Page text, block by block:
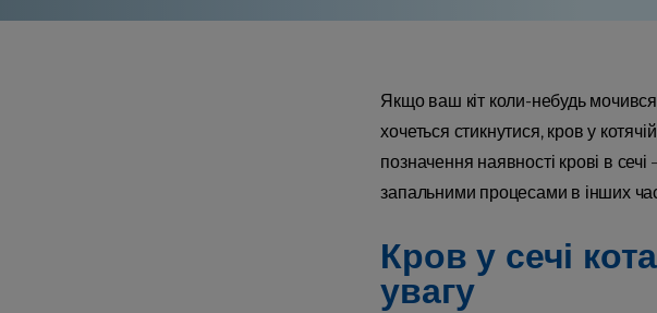
Якщо ваш кіт коли-небудь
хочеться стикнутися, кров у
позначення наявності крові в
запальними процесами в інших
Кров у сечі
увагу